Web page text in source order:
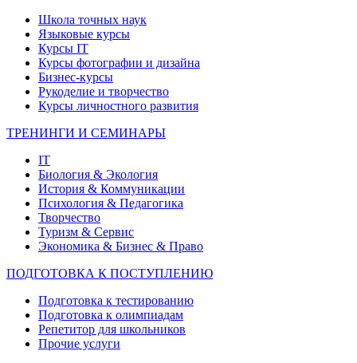
Школа точных наук
Языковые курсы
Курсы IT
Курсы фотографии и дизайна
Бизнес-курсы
Рукоделие и творчество
Курсы личностного развития
ТРЕНИНГИ И СЕМИНАРЫ
IT
Биология & Экология
История & Коммуникации
Психология & Педагогика
Творчество
Туризм & Сервис
Экономика & Бизнес & Право
ПОДГОТОВКА К ПОСТУПЛЕНИЮ
Подготовка к тестированию
Подготовка к олимпиадам
Репетитор для школьников
Прочие услуги